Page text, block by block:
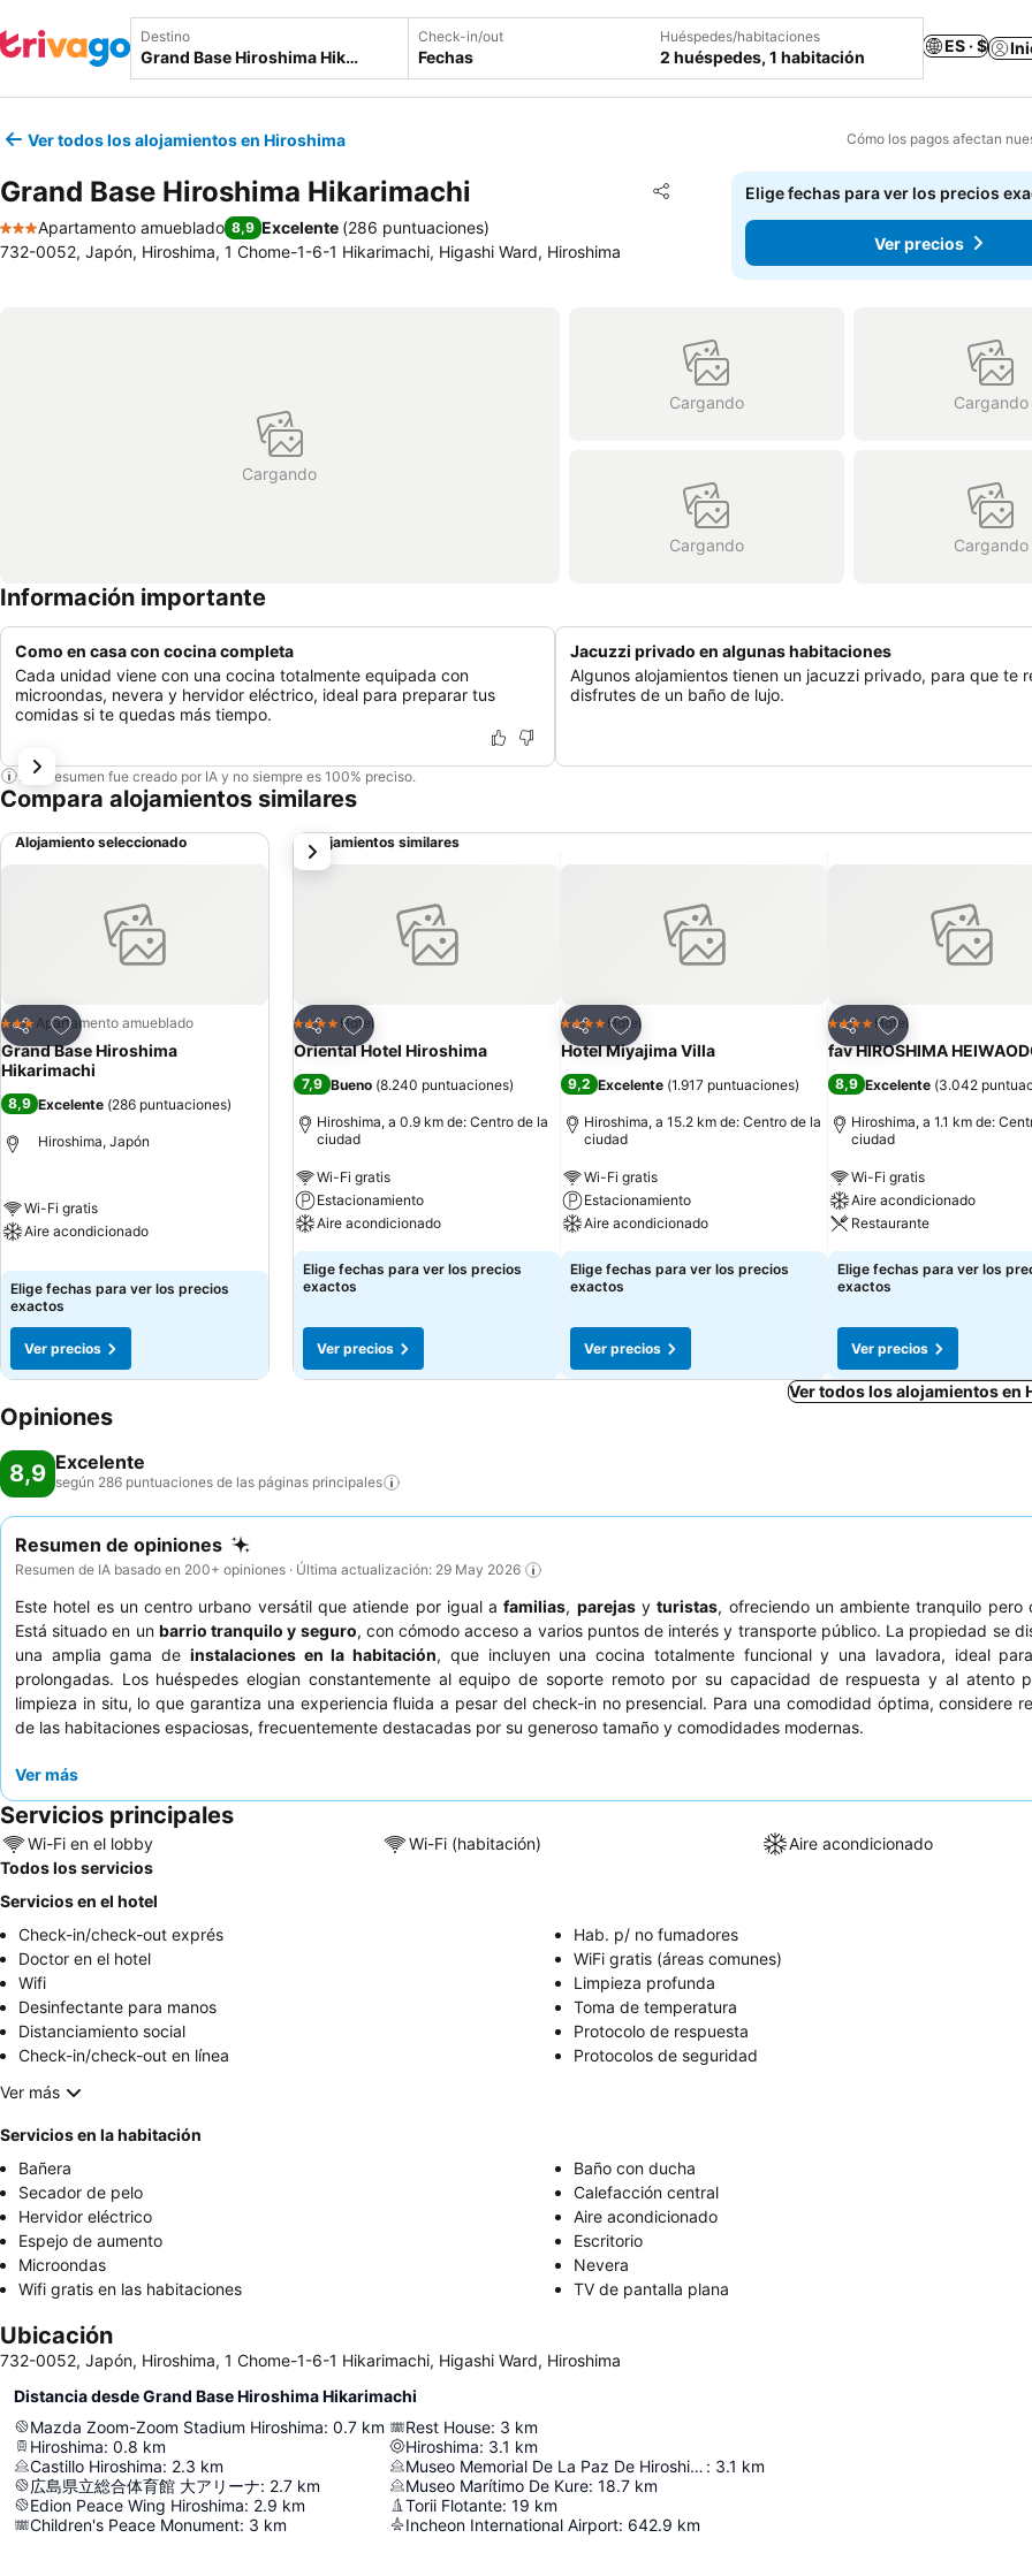
Destino Check-in/out
Fechas
Huéspedes/habitaciones
2 huéspedes, 1 habitación
ES · $
Ver todos los alojamientos en Hiroshima Cómo los pagos afectan
Grand Base Hiroshima Hikarimachi Compartir
Agregar a favoritos
3 Estrellas
Apartamento amueblado 8,9 Excelente (286 puntuaciones)
732-0052, Japón, Hiroshima, 1 Chome-1-6-1 Hikarimachi, Higashi Ward, Hiroshima
Elige fechas para ver los precios
Ver precios
Cargando
Cargando Cargando
Cargando Cargando
Información importante
Como en casa con cocina completa
Cada unidad viene con una cocina totalmente equipada con
microondas, nevera y hervidor eléctrico, ideal para preparar tus
comidas si te quedas más tiempo.
Jacuzzi privado en algunas habitaciones
Algunos alojamientos tienen un jacuzzi privado, para que te
disfrutes de un baño de lujo.
Este resumen fue creado por IA y no siempre es 100% preciso.
Compara alojamientos similares
Alojamiento seleccionado
Compartir
Agregar a favoritos
3 EstrellasApartamento amueblado
Grand Base Hiroshima
Hikarimachi
8,9 Excelente (286 puntuaciones)
Hiroshima, Japón
Wi-Fi gratis
Aire acondicionado
Elige fechas para ver los precios
exactos
Ver precios
Alojamientos similares
Compartir
Agregar a favoritos
4 EstrellasHotel
Oriental Hotel Hiroshima
7,9 Bueno (8.240 puntuaciones)
Hiroshima, a 0.9 km de: Centro de la
ciudad
Wi-Fi gratis
Estacionamiento
Aire acondicionado
Elige fechas para ver los precios
exactos
Ver precios
Compartir
Agregar a favoritos
4 EstrellasHotel
Hotel Miyajima Villa
9,2 Excelente (1.917 puntuaciones)
Hiroshima, a 15.2 km de: Centro de la
ciudad
Wi-Fi gratis
Estacionamiento
Aire acondicionado
Elige fechas para ver los precios
exactos
Ver precios
Compartir
Agregar a
4 EstrellasHotel
fav HIROSHIMA
8,9 Excelente (3.042
Hiroshima, a 1.1 km de:
ciudad
Wi-Fi gratis
Aire acondicionado
Restaurante
Elige fechas para ver los
exactos
Ver precios
siguiente
Ver todos los alojamientos en
Opiniones
8,9 Excelente
según 286 puntuaciones de las páginas principales
Resumen de opiniones
Resumen de IA basado en 200+ opiniones · Última actualización: 29 May 2026
Este hotel es un centro urbano versátil que atiende por igual afamilias, parejasyturistas, ofreciendo un ambiente tranquilo pero
Está situado en un barrio tranquilo y seguro, con cómodo acceso a varios puntos de interés y transporte público. La propiedad se
una amplia gama de instalaciones en la habitación, que incluyen una cocina totalmente funcional y una lavadora, ideal
prolongadas. Los huéspedes elogian constantemente al equipo de soporte remoto por su capacidad de respuesta y al atento
limpieza in situ, lo que garantiza una experiencia fluida a pesar del check-in no presencial. Para una comodidad óptima, considere
de las habitaciones espaciosas, frecuentemente destacadas por su generoso tamaño y comodidades modernas.
Ver más
Servicios principales
Wi-Fi en el lobby Wi-Fi (habitación)
Aire acondicionado
Todos los servicios
Servicios en el hotel
Check-in/check-out exprés
Hab. p/ no fumadores
Doctor en el hotel
WiFi gratis (áreas comunes)
Wifi
Limpieza profunda
Desinfectante para manos
Toma de temperatura
Distanciamiento social
Protocolo de respuesta
Check-in/check-out en línea
Protocolos de seguridad
Ver más
Servicios en la habitación
Bañera
Baño con ducha
Secador de pelo
Calefacción central
Hervidor eléctrico
Aire acondicionado
Espejo de aumento
Escritorio
Microondas
Nevera
Wifi gratis en las habitaciones
TV de pantalla plana
Ubicación
732-0052, Japón, Hiroshima, 1 Chome-1-6-1 Hikarimachi, Higashi Ward, Hiroshima
Distancia desde Grand Base Hiroshima Hikarimachi
Mazda Zoom-Zoom Stadium Hiroshima: 0.7 km
Hiroshima: 0.8 km
Castillo Hiroshima: 2.3 km
広島県立総合体育館 大アリーナ: 2.7 km
Edion Peace Wing Hiroshima: 2.9 km
Children's Peace Monument: 3 km
Rest House: 3 km
Hiroshima: 3.1 km
Museo Memorial De La Paz De Hiroshima : 3.1 km
Museo Marítimo De Kure: 18.7 km
Torii Flotante: 19 km
Incheon International Airport: 642.9 km